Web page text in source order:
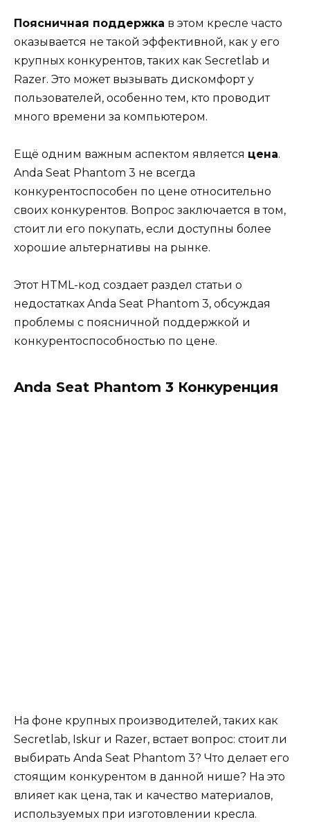
Поясничная поддержка в этом кресле часто
оказывается не такой эффективной, как у его
крупных конкурентов, таких как Secretlab и
Razer. Это может вызывать дискомфорт у
пользователей, особенно тем, кто проводит
много времени за компьютером.
Ещё одним важным аспектом является цена.
Anda Seat Phantom 3 не всегда
конкурентоспособен по цене относительно
своих конкурентов. Вопрос заключается в том,
стоит ли его покупать, если доступны более
хорошие альтернативы на рынке.
Этот HTML-код создает раздел статьи о
недостатках Anda Seat Phantom 3, обсуждая
проблемы с поясничной поддержкой и
конкурентоспособностью по цене.
Anda Seat Phantom 3 Конкуренция
На фоне крупных производителей, таких как
Secretlab, Iskur и Razer, встает вопрос: стоит ли
выбирать Anda Seat Phantom 3? Что делает его
стоящим конкурентом в данной нише? На это
влияет как цена, так и качество материалов,
используемых при изготовлении кресла.